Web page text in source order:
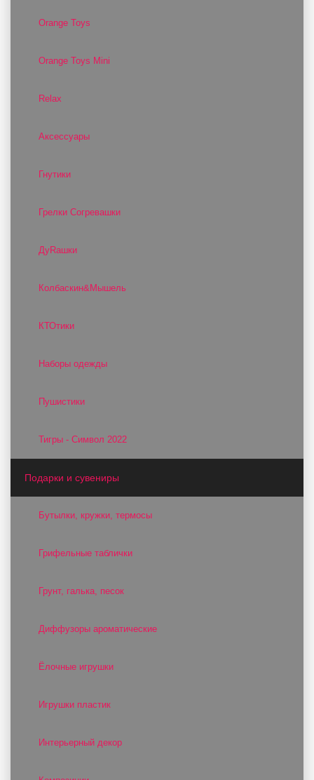
Orange Toys
Orange Toys Mini
Relax
Аксессуары
Гнутики
Грелки Согревашки
ДуRашки
Колбаскин&Мышель
КТОтики
Наборы одежды
Пушистики
Тигры - Символ 2022
Подарки и сувениры
Бутылки, кружки, термосы
Грифельные таблички
Грунт, галька, песок
Диффузоры ароматические
Ёлочные игрушки
Игрушки пластик
Интерьерный декор